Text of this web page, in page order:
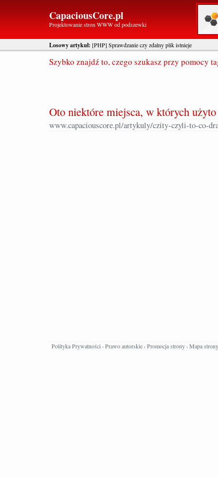
CapaciousCore.pl
Projektowanie stron WWW od podszewki
Losowy artykuł: [PHP] Sprawdzanie czy zdalny plik istnieje
Szybko znajdź to, czego szukasz przy pomocy
Oto niektóre miejsca, w których
www.capaciouscore.pl/artykuly/czity-czyli-to-co-
Polityka Prywatności · Prawo autorskie · Promocja strony · Mapa strony